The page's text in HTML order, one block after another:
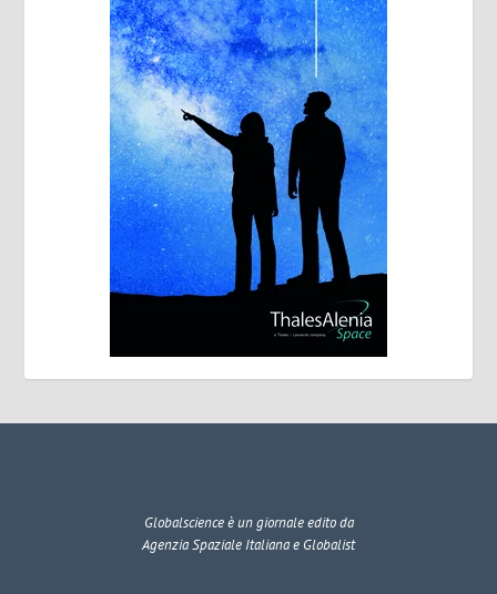
Globalscienceè un giornale edito da
Agenzia Spaziale Italiana e Globalist